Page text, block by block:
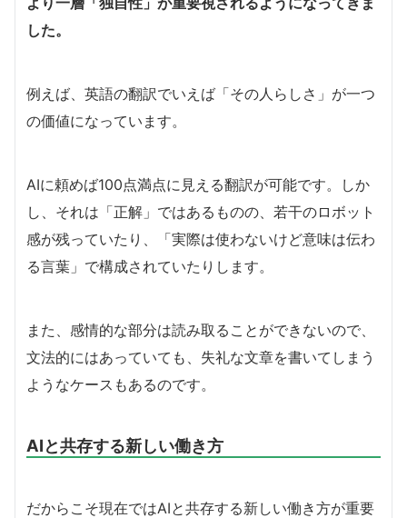
した。
例えば、英語の翻訳でいえば「その人らしさ」が一つ
の価値になっています。
AIに頼めば100点満点に見える翻訳が可能です。しか
し、それは「正解」ではあるものの、若干のロボット
感が残っていたり、「実際は使わないけど意味は伝わ
る言葉」で構成されていたりします。
また、感情的な部分は読み取ることができないので、
文法的にはあっていても、失礼な文章を書いてしまう
ようなケースもあるのです。
AIと共存する新しい働き方
だからこそ現在ではAIと共存する新しい働き方が重要